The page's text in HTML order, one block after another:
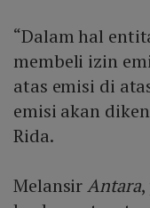
“Dalam hal
membeli izin
atas emisi di
emisi akan
Rida.
MelansirAntara,